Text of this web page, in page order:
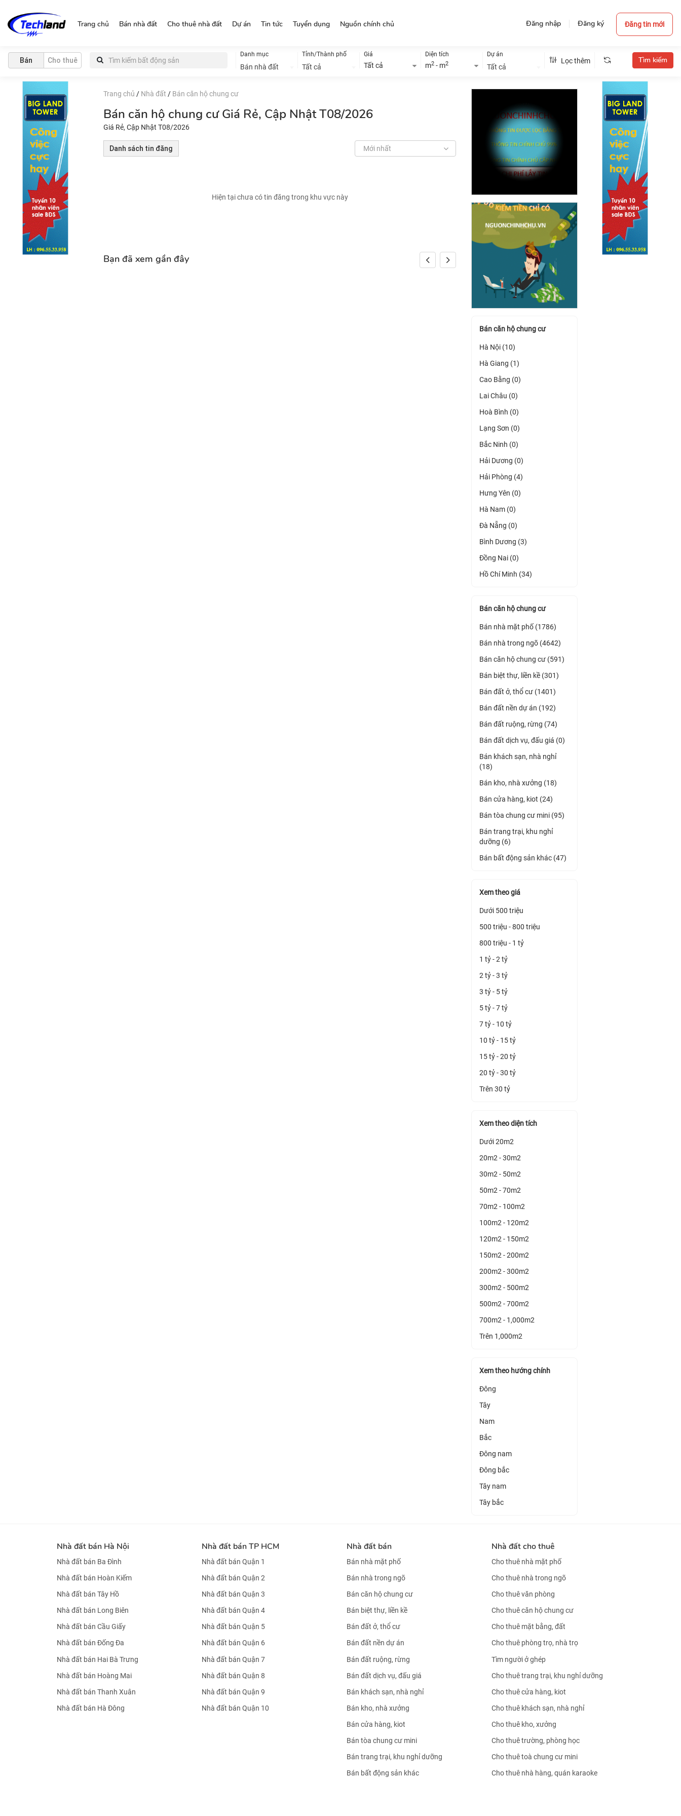
Đăng nhập Đăng ký Đăng tin mới
Trang chủ Bán nhà đất Cho thuê nhà đất Dự án Tin tức Tuyển dụng Nguồn chính chủ
Bán Cho thuê
Danh mục
Bán nhà đất
Tỉnh/Thành phố
Tất cả
Giá
Tất cả
Diện tích
m2 - m2
Dự án
Tất cả
Lọc thêm
Trang chủ / Nhà đất / Bán căn hộ chung cư
Bán căn hộ chung cư Giá Rẻ, Cập Nhật T08/2026
Giá Rẻ, Cập Nhật T08/2026
Danh sách tin đăng Mới nhất
Hiện tại chưa có tin đăng trong khu vực này
Bạn đã xem gần đây
Bán căn hộ chung cư
Hà Nội (10)
Hà Giang (1)
Cao Bằng (0)
Lai Châu (0)
Hoà Bình (0)
Lạng Sơn (0)
Bắc Ninh (0)
Hải Dương (0)
Hải Phòng (4)
Hưng Yên (0)
Hà Nam (0)
Đà Nẵng (0)
Bình Dương (3)
Đồng Nai (0)
Hồ Chí Minh (34)
Bán căn hộ chung cư
Bán nhà mặt phố (1786)
Bán nhà trong ngõ (4642)
Bán căn hộ chung cư (591)
Bán biệt thự, liền kề (301)
Bán đất ở, thổ cư (1401)
Bán đất nền dự án (192)
Bán đất ruộng, rừng (74)
Bán đất dịch vụ, đấu giá (0)
Bán khách sạn, nhà nghỉ
(18)
Bán kho, nhà xưởng (18)
Bán cửa hàng, kiot (24)
Bán tòa chung cư mini (95)
Bán trang trại, khu nghỉ
dưỡng (6)
Bán bất động sản khác (47)
Xem theo giá
Dưới 500 triệu
500 triệu - 800 triệu
800 triệu - 1 tỷ
1 tỷ - 2 tỷ
2 tỷ - 3 tỷ
3 tỷ - 5 tỷ
5 tỷ - 7 tỷ
7 tỷ - 10 tỷ
10 tỷ - 15 tỷ
15 tỷ - 20 tỷ
20 tỷ - 30 tỷ
Trên 30 tỷ
Xem theo diện tích
Dưới 20m2
20m2 - 30m2
30m2 - 50m2
50m2 - 70m2
70m2 - 100m2
100m2 - 120m2
120m2 - 150m2
150m2 - 200m2
200m2 - 300m2
300m2 - 500m2
500m2 - 700m2
700m2 - 1,000m2
Trên 1,000m2
Xem theo hướng chính
Đông
Tây
Nam
Bắc
Đông nam
Đông bắc
Tây nam
Tây bắc
Nhà đất bán Hà Nội
Nhà đất bán Ba Đình
Nhà đất bán Hoàn Kiếm
Nhà đất bán Tây Hồ
Nhà đất bán Long Biên
Nhà đất bán Cầu Giấy
Nhà đất bán Đống Đa
Nhà đất bán Hai Bà Trưng
Nhà đất bán Hoàng Mai
Nhà đất bán Thanh Xuân
Nhà đất bán Hà Đông
Nhà đất bán TP HCM
Nhà đất bán Quận 1
Nhà đất bán Quận 2
Nhà đất bán Quận 3
Nhà đất bán Quận 4
Nhà đất bán Quận 5
Nhà đất bán Quận 6
Nhà đất bán Quận 7
Nhà đất bán Quận 8
Nhà đất bán Quận 9
Nhà đất bán Quận 10
Nhà đất bán
Bán nhà mặt phố
Bán nhà trong ngõ
Bán căn hộ chung cư
Bán biệt thự, liền kề
Bán đất ở, thổ cư
Bán đất nền dự án
Bán đất ruộng, rừng
Bán đất dịch vụ, đấu giá
Bán khách sạn, nhà nghỉ
Bán kho, nhà xưởng
Bán cửa hàng, kiot
Bán tòa chung cư mini
Bán trang trại, khu nghỉ dưỡng
Bán bất động sản khác
Nhà đất cho thuê
Cho thuê nhà mặt phố
Cho thuê nhà trong ngõ
Cho thuê văn phòng
Cho thuê căn hộ chung cư
Cho thuê mặt bằng, đất
Cho thuê phòng trọ, nhà trọ
Tìm người ở ghép
Cho thuê trang trại, khu nghỉ dưỡng
Cho thuê cửa hàng, kiot
Cho thuê khách sạn, nhà nghỉ
Cho thuê kho, xưởng
Cho thuê trường, phòng học
Cho thuê toà chung cư mini
Cho thuê nhà hàng, quán karaoke